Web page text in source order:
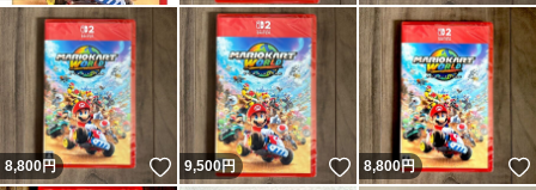
8,800円 いいね！
9,500円 いいね！
8,800円